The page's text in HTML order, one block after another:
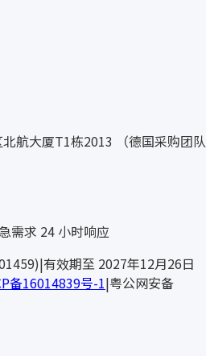
航大厦T1栋2013
（德国采购团队
需求 24 小时响应
|有效期至 2027年12月26日
备16014839号-1|粤公网安备